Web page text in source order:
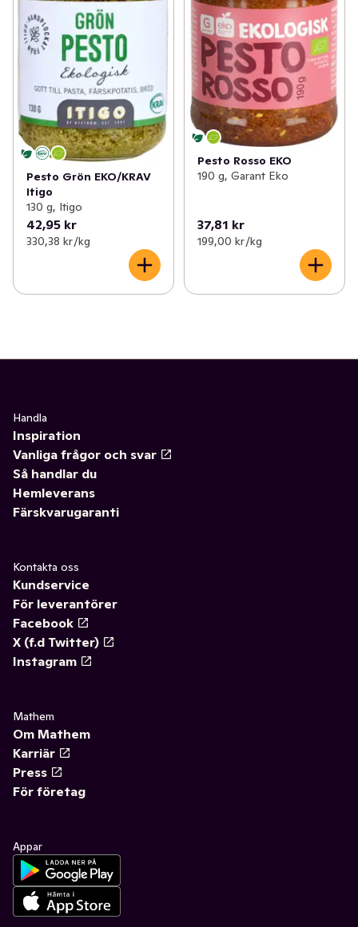
Pesto Grön EKO/KRAV
Itigo
130 g, Itigo
42,95 kr
330,38 kr /kg
Pesto Rosso EKO
190 g, Garant Eko
37,81 kr
199,00 kr /kg
Handla
Inspiration
Vanliga frågor och svar
Så handlar du
Hemleverans
Färskvarugaranti
Kontakta oss
Kundservice
För leverantörer
Facebook
X (f.d Twitter)
Instagram
Mathem
Om Mathem
Karriär
Press
För företag
Appar